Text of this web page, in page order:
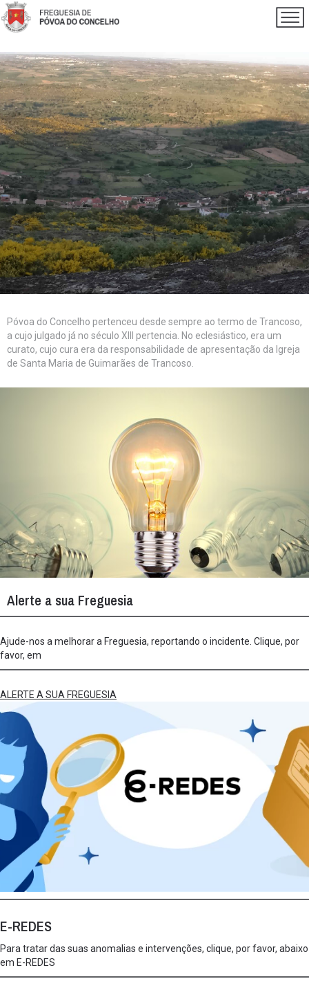
Póvoa do Concelho pertenceu desde sempre ao termo de Trancoso,
a cujo julgado já no século XIII pertencia. No eclesiástico, era um
curato, cujo cura era da responsabilidade de apresentação da Igreja
de Santa Maria de Guimarães de Trancoso.
Alerte a sua Freguesia
Ajude-nos a melhorar a Freguesia, reportando o incidente. Clique, por
favor, em
ALERTE A SUA FREGUESIA
E-REDES
Para tratar das suas anomalias e intervenções, clique, por favor, abaixo
em E-REDES